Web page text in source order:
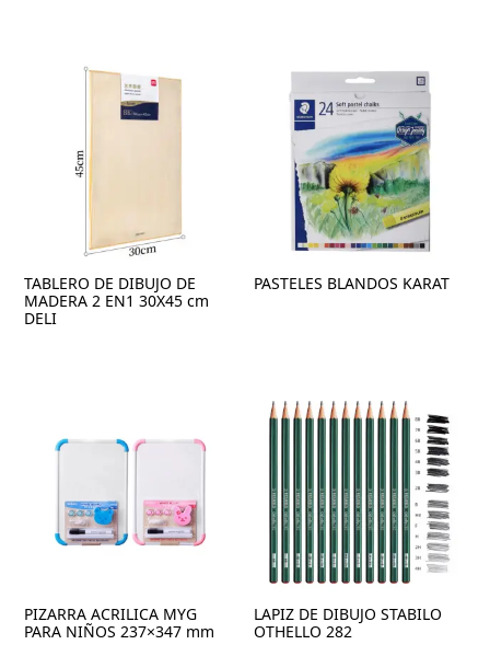
TABLERO DE DIBUJO DE
MADERA 2 EN1 30X45 cm
DELI
PASTELES BLANDOS KARAT
PIZARRA ACRILICA MYG
PARA NIÑOS 237×347 mm
LAPIZ DE DIBUJO STABILO
OTHELLO 282